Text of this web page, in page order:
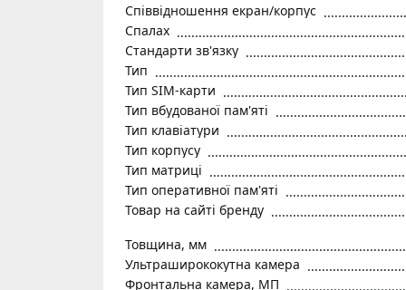
Співвідношення екран/корпус
Спалах
Стандарти зв'язку
Тип
Тип SIM-карти
Тип вбудованої пам'яті
Тип клавіатури
Тип корпусу
Тип матриці
Тип оперативної пам'яті
Товар на сайті бренду
Товщина, мм
Ультраширококутна камера
Фронтальна камера, МП